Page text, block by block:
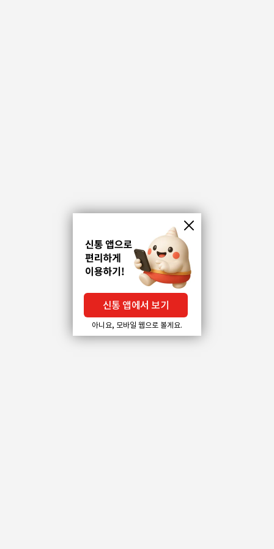
신통 앱에서 보기
아니요, 모바일 웹으로 볼게요.